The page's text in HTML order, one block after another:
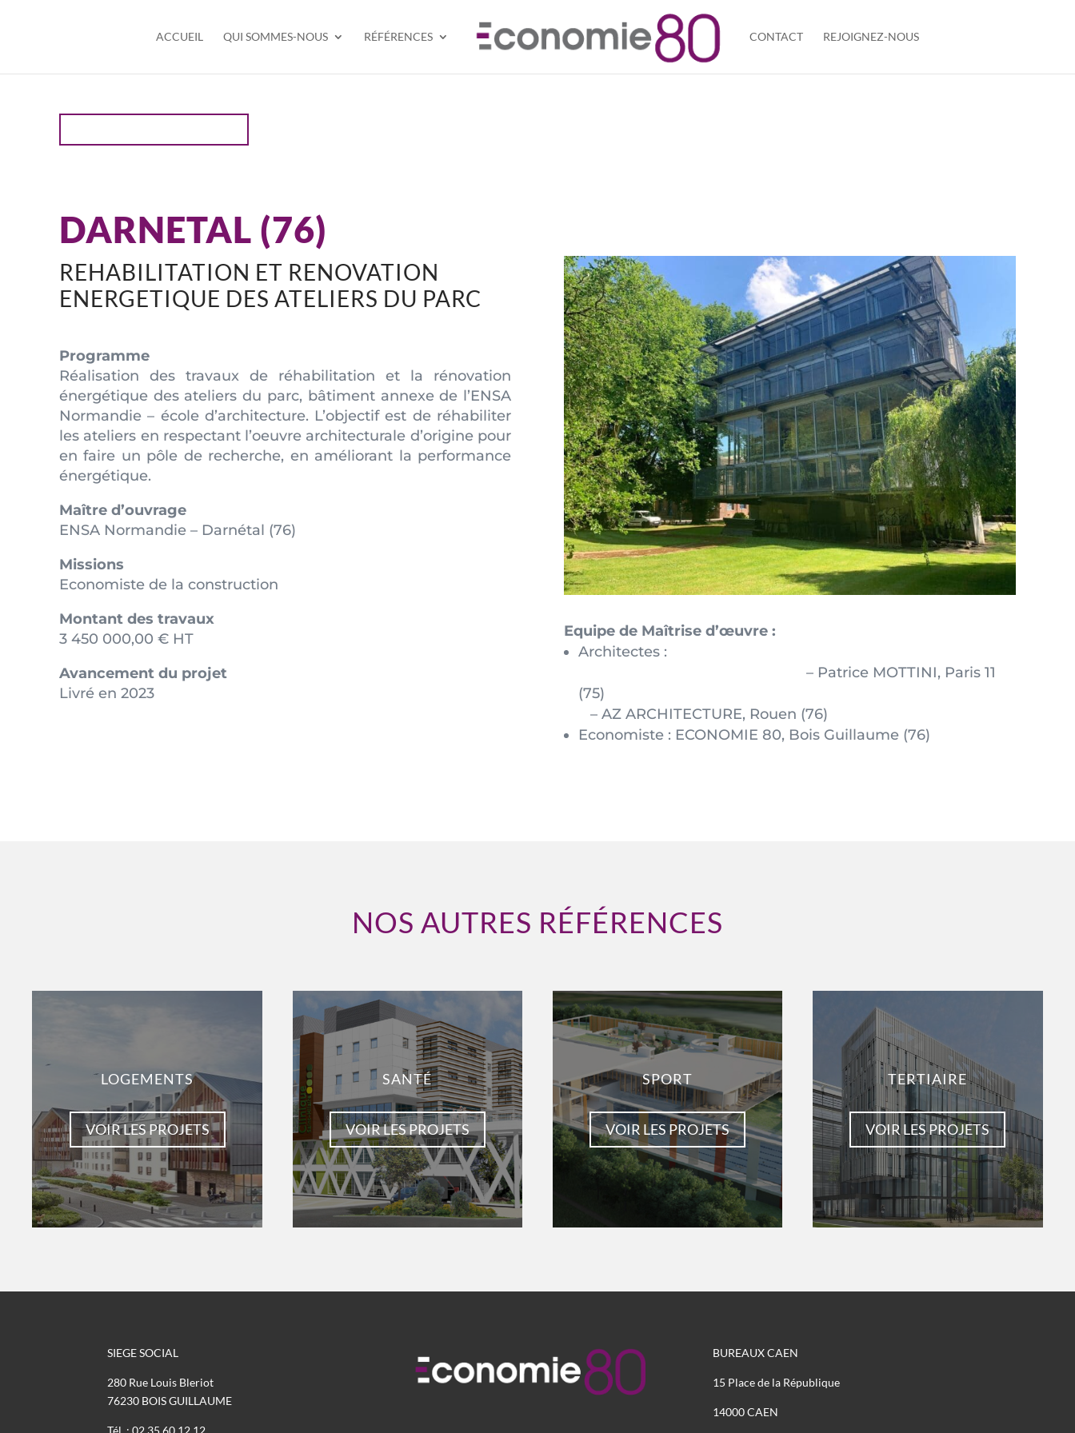
ACCUEIL QUI SOMMES-NOUS RÉFÉRENCES CONTACT REJOIGNEZ-NOUS
DARNETAL (76)
REHABILITATION ET RENOVATION
ENERGETIQUE DES ATELIERS DU PARC
Programme
Réalisation des travaux de réhabilitation et la rénovation
énergétique des ateliers du parc, bâtiment annexe de l’ENSA
Normandie – école d’architecture. L’objectif est de réhabiliter
les ateliers en respectant l’oeuvre architecturale d’origine pour
en faire un pôle de recherche, en améliorant la performance
énergétique.
Maître d’ouvrage
ENSA Normandie – Darnétal (76)
Missions
Economiste de la construction
Montant des travaux
3 450 000,00 € HT
Avancement du projet
Livré en 2023
Equipe de Maîtrise d’œuvre :
Architectes :
– Patrice MOTTINI, Paris 11
(75)
– AZ ARCHITECTURE, Rouen (76)
Economiste : ECONOMIE 80, Bois Guillaume (76)
NOS AUTRES RÉFÉRENCES
LOGEMENTS
VOIR LES PROJETS
SANTÉ
VOIR LES PROJETS
SPORT
VOIR LES PROJETS
TERTIAIRE
VOIR LES PROJETS
SIEGE SOCIAL
280 Rue Louis Bleriot
76230 BOIS GUILLAUME
Tél. : 02 35 60 12 12
BUREAUX CAEN
15 Place de la République
14000 CAEN